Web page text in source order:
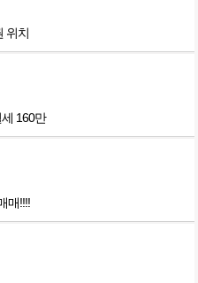
위치
160만
매!!!!